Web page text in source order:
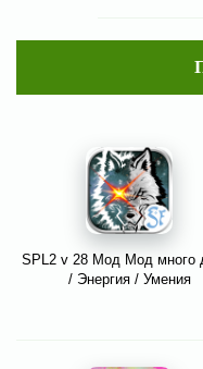
SPL2 v 28 Мод Мод много
/ Энергия / Умения